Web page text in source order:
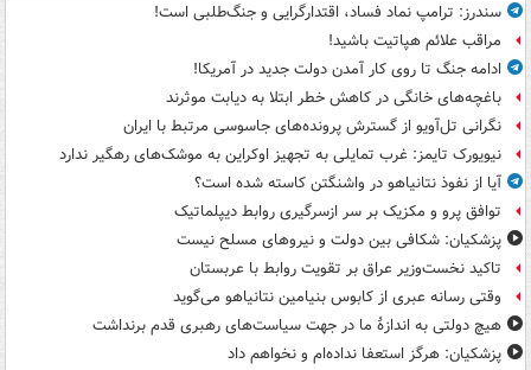
سندرز: ترامپ نماد فساد، اقتدارگرایی و جنگ‌طلبی است!
مراقب علائم هپاتیت باشید!
ادامه جنگ تا روی کار آمدن دولت جدید در آمریکا!
باغچه‌های خانگی در کاهش خطر ابتلا به دیابت موثرند
نگرانی تل‌آویو از گسترش پرونده‌های جاسوسی مرتبط با ایران
نیویورک تایمز: غرب تمایلی به تجهیز اوکراین به موشک‌های رهگیر ندارد
آیا از نفوذ نتانیاهو در واشنگتن کاسته شده است؟
توافق پرو و مکزیک بر سر ازسرگیری روابط دیپلماتیک
پزشکیان: شکافی بین دولت و نیروهای مسلح نیست
تاکید نخست‌وزیر عراق بر تقویت روابط با عربستان
وقتی رسانه عبری از کابوس بنیامین نتانیاهو می‌گوید
هیچ دولتی به اندازۀ ما در جهت سیاست‌های رهبری قدم برنداشت
پزشکیان: هرگز استعفا نداده‌ام و نخواهم داد